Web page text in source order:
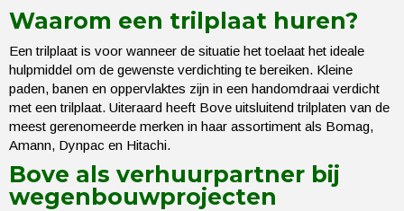
Waarom een trilplaat huren?
Een trilplaat is voor wanneer de situatie het toelaat het ideale
hulpmiddel om de gewenste verdichting te bereiken. Kleine
paden, banen en oppervlaktes zijn in een handomdraai verdicht
met een trilplaat. Uiteraard heeft Bove uitsluitend trilplaten van de
meest gerenomeerde merken in haar assortiment als Bomag,
Amann, Dynpac en Hitachi.
Bove als verhuurpartner bij
wegenbouwprojecten